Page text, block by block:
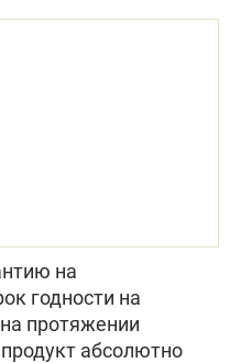
на
годности на
протяжении
абсолютно